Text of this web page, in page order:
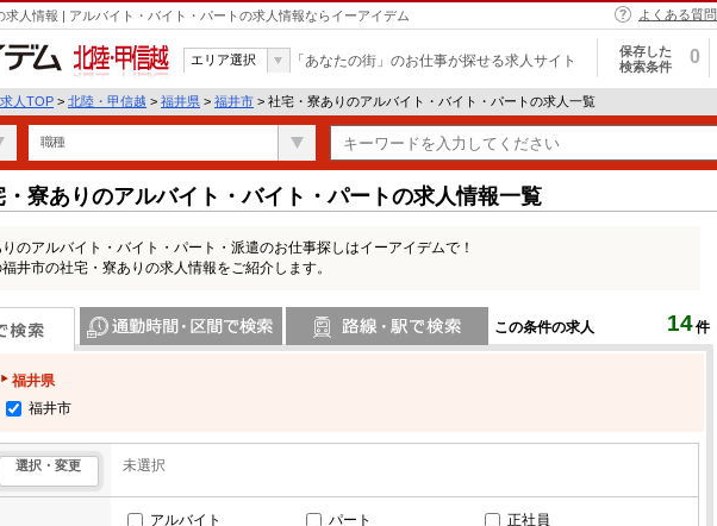
求人情報 | アルバイト・バイト・パートの求人情報ならイーアイデム よくある質問
北陸・甲信越
エリア選択 「あなたの街」のお仕事が探せる求人サイト
保存した
検索条件
0
人TOP > 北陸・甲信越 > 福井県 > 福井市 > 社宅・寮ありのアルバイト・バイト・パートの求人一覧
職種
寮ありのアルバイト・バイト・パートの求人情報一覧
のアルバイト・バイト・パート・派遣のお仕事探しはイーアイデムで！
井市の社宅・寮ありの求人情報をご紹介します。
この条件の求人 14件
福井県
福井市
選択・変更 未選択
アルバイト パート
正社員